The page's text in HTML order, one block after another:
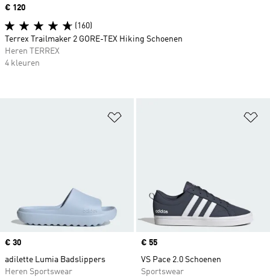
Price
€ 30
adilette Lumia Badslippers
Heren Sportswear
Price
€ 55
VS Pace 2.0 Schoenen
Sportswear
Price
€ 120
(160)
Terrex Trailmaker 2 GORE-TEX Hiking Schoenen
Heren TERREX
4 kleuren